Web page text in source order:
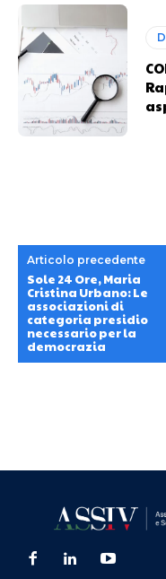
Articolo precedente
Sole 24 Ore, Maria
Cristina Urbano: Le
associazioni di
categoria presidio
necessario per la
democrazia